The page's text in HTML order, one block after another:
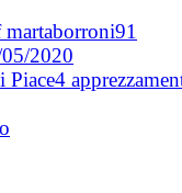
2020
Piace4